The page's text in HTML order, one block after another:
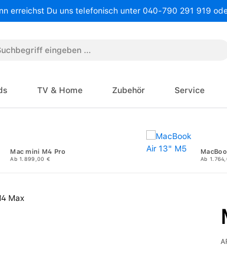
erreichst Du uns telefonisch unter 040-790 291 919
TV & Home Zubehör Service
Mac mini M4 Pro
Ab 1.899,00 € Ab